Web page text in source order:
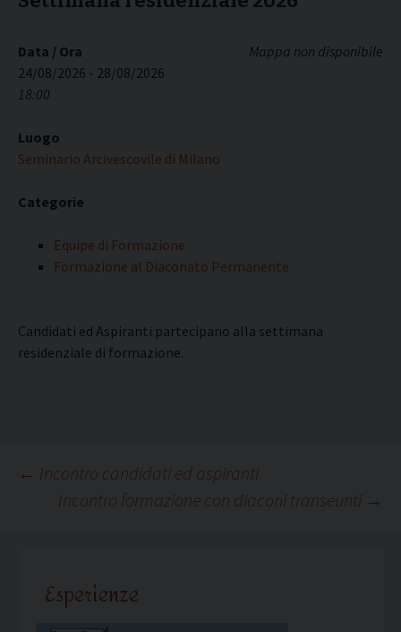
Mappa non disponibile
Data / Ora
24/08/2026 - 28/08/2026
18:00
Luogo
Seminario Arcivescovile di Milano
Categorie
Equipe di Formazione
Formazione al Diaconato Permanente
Candidati ed Aspiranti partecipano alla settimana
residenziale di formazione.
Navigazione
← Incontro candidati ed aspiranti
Incontro formazione con diaconi transeunti →
Esperienze